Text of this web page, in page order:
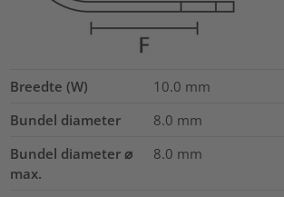
Breedte (W) 10.0 mm
Bundel diameter
8.0 mm
Bundel diameter ⌀
max.
8.0 mm